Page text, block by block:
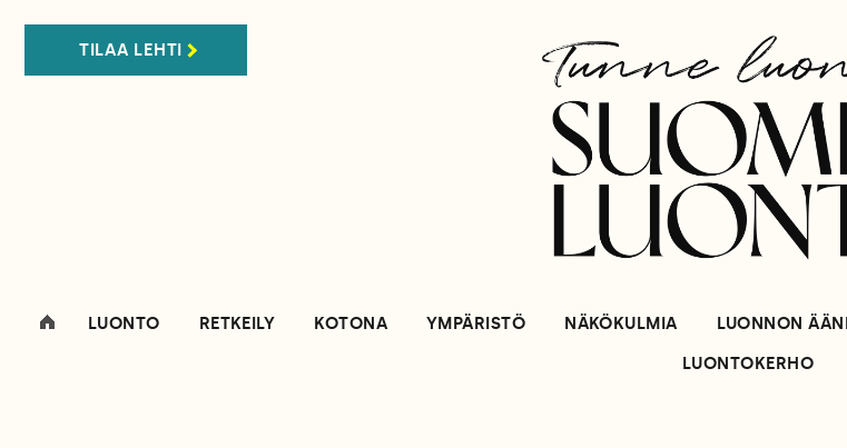
TILAA LEHTI
LUONTO RETKEILY KOTONA YMPÄRISTÖ NÄKÖKULMIA LUONNON
LUONTOKERHO